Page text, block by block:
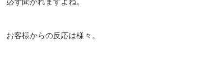
必ず聞かれますよね。
お客様からの反応は様々。